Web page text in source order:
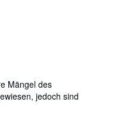
Mängel des
jedoch sind